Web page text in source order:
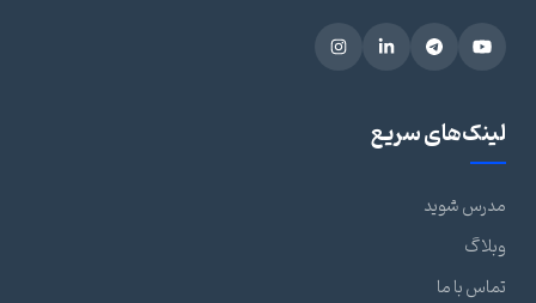
لینک‌های سریع
مدرس شوید
وبلاگ
تماس با ما